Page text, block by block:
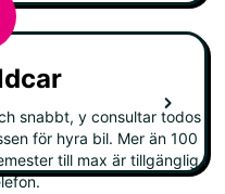
snabbt, y consultar todos
för hyra bil. Mer än 100
till max är tillgänglig i